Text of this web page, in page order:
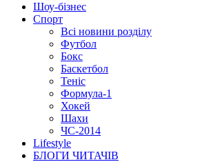
Шоу-бізнес
Спорт
Всі новини розділу
Футбол
Бокс
Баскетбол
Теніс
Формула-1
Хокей
Шахи
ЧС-2014
Lifestyle
БЛОГИ ЧИТАЧІВ